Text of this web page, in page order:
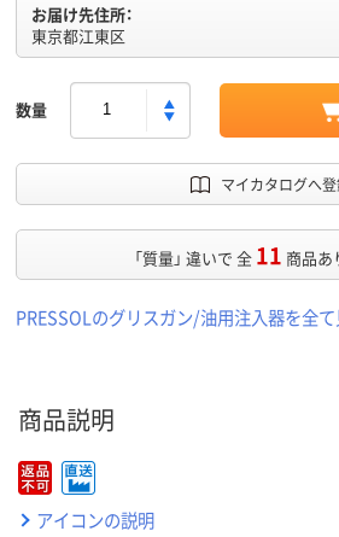
お届け先住所：
東京都江東区
数量
マイカタログへ
「質量」 違いで 全 11 商品あ
PRESSOLのグリスガン/油用注入器を全
商品説明
アイコンの説明